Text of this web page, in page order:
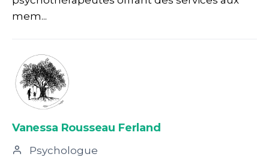
mem...
Vanessa Rousseau Ferland
Psychologue